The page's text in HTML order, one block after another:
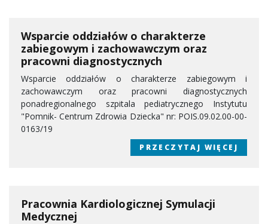
Wsparcie oddziałów o charakterze
zabiegowym i zachowawczym oraz
pracowni diagnostycznych
Wsparcie oddziałów o charakterze zabiegowym i
zachowawczym oraz pracowni diagnostycznych
ponadregionalnego szpitala pediatrycznego Instytutu
"Pomnik- Centrum Zdrowia Dziecka" nr: POIS.09.02.00-00-
0163/19
PRZECZYTAJ WIĘCEJ
Pracownia Kardiologicznej Symulacji
Medycznej